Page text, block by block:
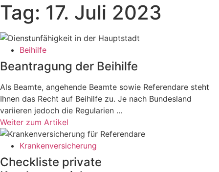
Tag: 17. Juli 2023
Beihilfe
Beantragung der Beihilfe
Als Beamte, angehende Beamte sowie Referendare steht
Ihnen das Recht auf Beihilfe zu. Je nach Bundesland
variieren jedoch die Regularien ...
Weiter zum Artikel
Krankenversicherung
Checkliste private